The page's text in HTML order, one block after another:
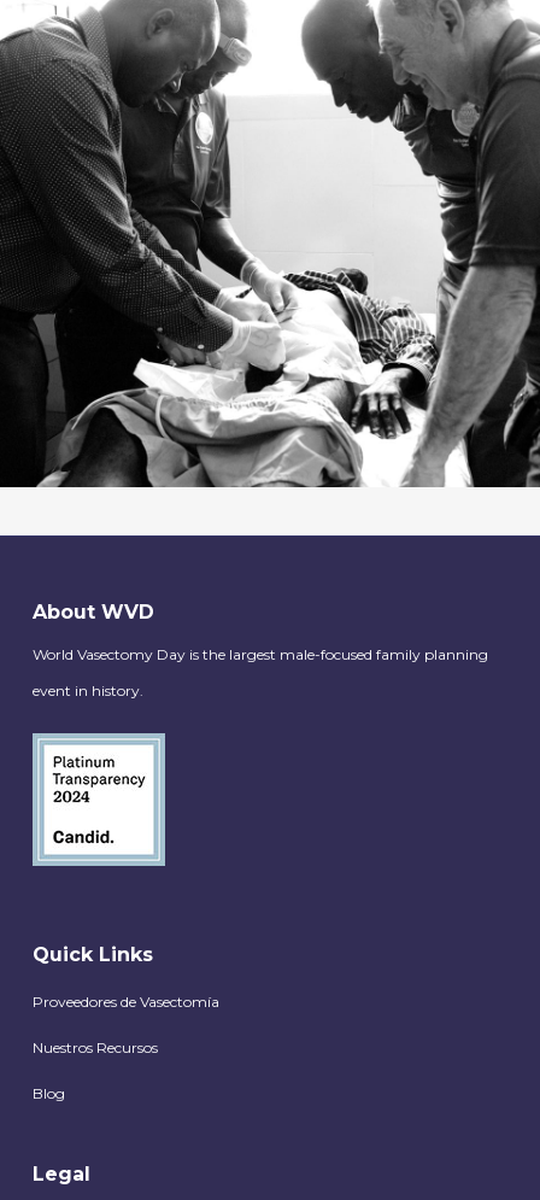
About WVD
World Vasectomy Day is the largest male-focused family planning
event in history.
Quick Links
Proveedores de Vasectomía
Nuestros Recursos
Blog
Legal